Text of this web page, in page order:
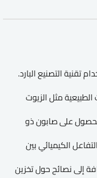
تقنية التصنيع البارد.
مثل الزيوت
على صابون ذو
الكيميائي بين
إلى نصائح حول تخزين